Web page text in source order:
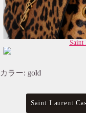
Saint
カラー: gold
Saint Laurent